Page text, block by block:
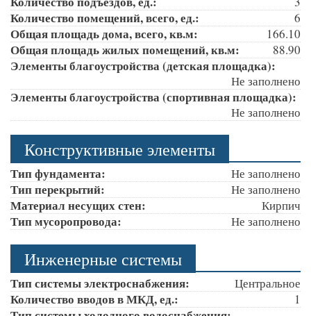
Количество помещений, всего, ед.: 6
Общая площадь дома, всего, кв.м: 166.10
Общая площадь жилых помещений, кв.м: 88.90
Элементы благоустройства (детская площадка):
Не заполнено
Элементы благоустройства (спортивная площадка):
Не заполнено
Конструктивные элементы
Тип фундамента: Не заполнено
Тип перекрытий: Не заполнено
Материал несущих стен: Кирпич
Тип мусоропровода: Не заполнено
Инженерные системы
Тип системы электроснабжения: Центральное
Количество вводов в МКД, ед.: 1